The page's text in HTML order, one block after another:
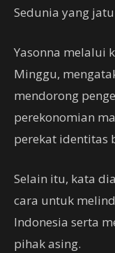
Sedunia yang
Yasonna melalui
Minggu,
mendorong
perekonomian
perekat identitas
Selain itu, kata
cara untuk
Indonesia serta
pihak asing.